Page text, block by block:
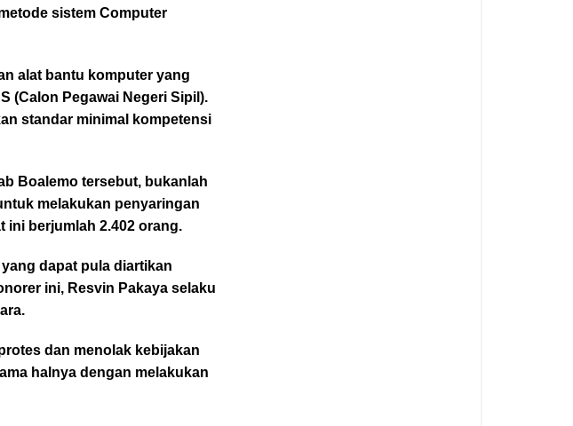
sistem Computer
alat bantu komputer yang
(Calon Pegawai Negeri Sipil).
standar minimal kompetensi
Boalemo tersebut, bukanlah
melakukan penyaringan
ini berjumlah 2.402 orang.
dapat pula diartikan
ini, Resvin Pakaya selaku
dan menolak kebijakan
halnya dengan melakukan